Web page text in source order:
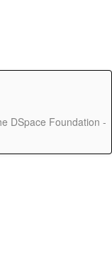
DSpace Foundation -